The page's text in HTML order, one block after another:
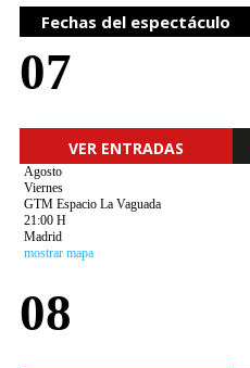
Fechas del espectáculo
07
VER ENTRADAS
Agosto
Viernes
GTM Espacio La Vaguada
21:00 H
Madrid
mostrar mapa
08